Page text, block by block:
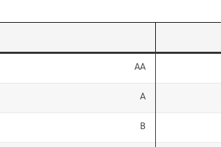
AA
A
B